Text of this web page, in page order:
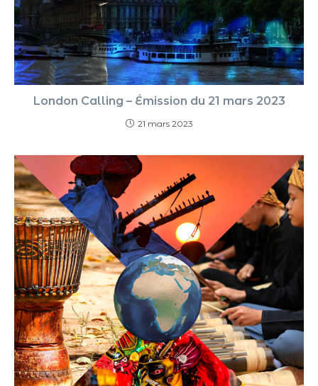
London Calling – Émission du 21 mars 2023
21 mars 2023